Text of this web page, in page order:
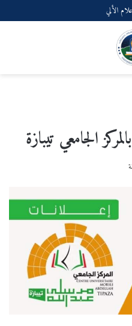
الألي
الجامعي تيبازة